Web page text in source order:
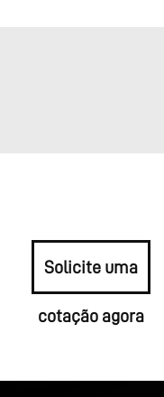
Solicite uma
cotação agora